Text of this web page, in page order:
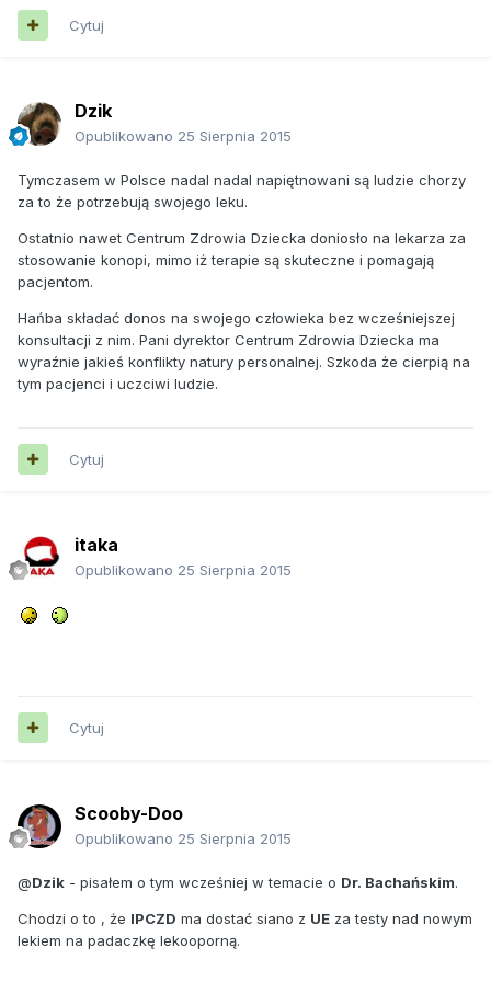
Cytuj
Dzik
Opublikowano 25 Sierpnia 2015
Tymczasem w Polsce nadal nadal napiętnowani są ludzie chorzy
za to że potrzebują swojego leku.
Ostatnio nawet Centrum Zdrowia Dziecka doniosło na lekarza za
stosowanie konopi, mimo iż terapie są skuteczne i pomagają
pacjentom.
Hańba składać donos na swojego człowieka bez wcześniejszej
konsultacji z nim. Pani dyrektor Centrum Zdrowia Dziecka ma
wyraźnie jakieś konflikty natury personalnej. Szkoda że cierpią na
tym pacjenci i uczciwi ludzie.
Cytuj
itaka
Opublikowano 25 Sierpnia 2015
Cytuj
Scooby-Doo
Opublikowano 25 Sierpnia 2015
@Dzik - pisałem o tym wcześniej w temacie o Dr. Bachańskim.
Chodzi o to , że IPCZD ma dostać siano z UE za testy nad nowym
lekiem na padaczkę lekooporną.